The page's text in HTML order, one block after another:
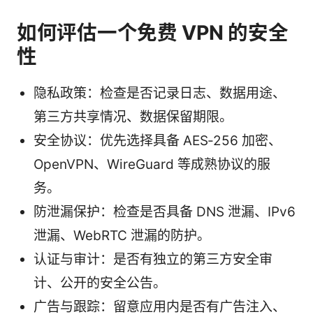
如何评估一个免费 VPN 的安全
性
隐私政策：检查是否记录日志、数据用途、
第三方共享情况、数据保留期限。
安全协议：优先选择具备 AES‑256 加密、
OpenVPN、WireGuard 等成熟协议的服
务。
防泄漏保护：检查是否具备 DNS 泄漏、IPv6
泄漏、WebRTC 泄漏的防护。
认证与审计：是否有独立的第三方安全审
计、公开的安全公告。
广告与跟踪：留意应用内是否有广告注入、